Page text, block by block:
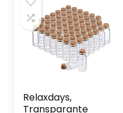
Relaxdays,
Transparante